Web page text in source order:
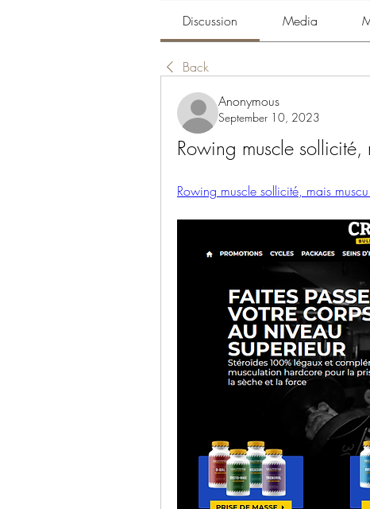
Discussion Media
Back
Anonymous
September 10, 2023
Rowing muscle sollicité,
Rowing muscle sollicité, mais